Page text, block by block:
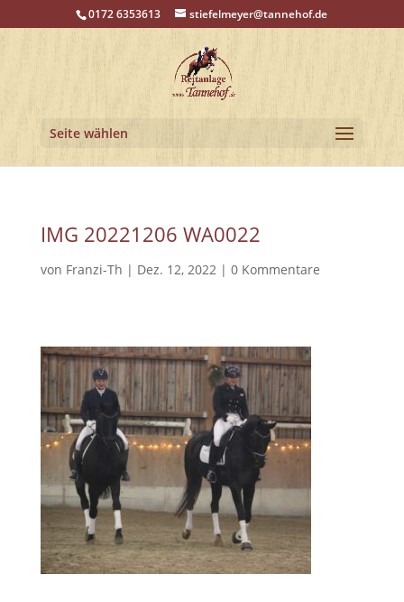
0172 6353613 stiefelmeyer@tannehof.de
Seite wählen
IMG 20221206 WA0022
von Franzi-Th | Dez. 12, 2022| 0 Kommentare